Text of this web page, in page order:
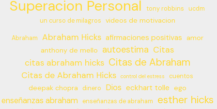
Superacion Personal tony robbins
ucdm
un curso de milagros
videos de motivacion
Abraham Abraham Hicks afirmaciones positivas
amor
anthony de mello
autoestima Citas
citas abraham hicks Citas de Abraham
Citas de Abraham Hicks control del estress cuentos
deepak chopra dinero Dios eckhart tolle ego
enseñanzas abraham enseñanzas de abraham esther hicks